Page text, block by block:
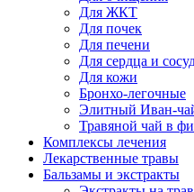
Для ЖКТ
Для почек
Для печени
Для сердца и
Для кожи
Бронхо-легочные
Элитный Иван-
Травяной чай в
Комплексы лечения
Лекарственные травы
Бальзамы и экстракты